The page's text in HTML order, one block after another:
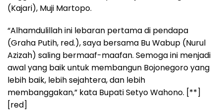
(Kajari), Muji Martopo.
“Alhamdulillah ini lebaran pertama di pendapa
(Graha Putih, red.), saya bersama Bu Wabup (Nurul
Azizah) saling bermaaf-maafan. Semoga ini menjadi
awal yang baik untuk membangun Bojonegoro yang
lebih baik, lebih sejahtera, dan lebih
membanggakan,” kata Bupati Setyo Wahono. [**]
[red]